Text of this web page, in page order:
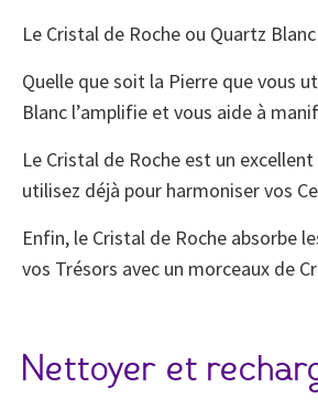
Le Cristal de Roche ou Quartz
Quelle que soit la Pierre que vous
Blanc l’amplifie et vous aide à
Le Cristal de Roche est un
utilisez déjà pour harmoniser vos
Enfin, le Cristal de Roche absorbe
vos Trésors avec un morceaux de
Nettoyer et